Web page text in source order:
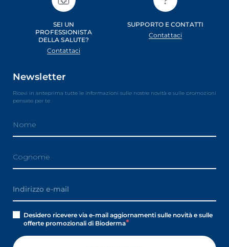
SEI UN
PROFESSIONISTA
DELLA SALUTE?
Contattaci
SUPPORTO E CONTATTI
Contattaci
Newsletter
Ricevi in anteprima tutte le informazioni sulle nostre novità e sulle promozioni
pensate per te
Desidero ricevere via e-mail aggiornamenti sulle novità e sulle
offerte promozionali di Bioderma